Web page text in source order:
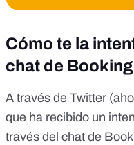
Cómo te la
chat de Booking
A través de Twitter (
que ha recibido un
través del chat de